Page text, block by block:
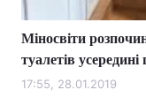
Міносвіти
туалетів
17:55, 28.01.2019